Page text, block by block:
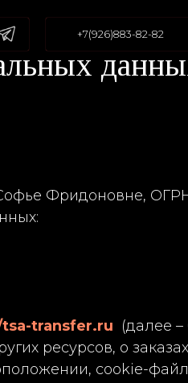
+7(926)883-82-82
данных
Фридоновне,
transfer.ru (далее –
ресурсов, о
cookie-